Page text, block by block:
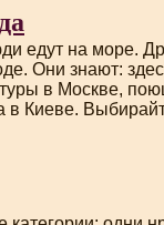
едут на море.
Они знают:
в Москве,
в Киеве.